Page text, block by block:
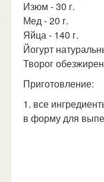
Изюм - 30 г.
Мед - 20 г.
Яйца - 140 г.
Йогурт
Творог
Приготовление:
1. все
в форму для